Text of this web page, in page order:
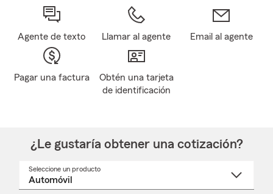
Agente de texto Llamar al agente Email al agente
Pagar una factura
Obtén una tarjeta
de identificación
¿Le gustaría obtener una cotización?
Seleccione un producto